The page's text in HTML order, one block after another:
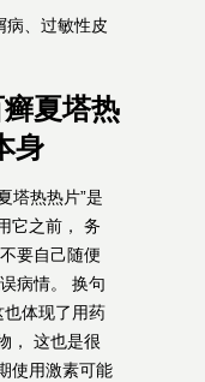
病、过敏性皮
夏塔热
身
塔热热片”是
它之前， 务
要自己随便
病情。 换句
体现了用药
， 这也是很
使用激素可能